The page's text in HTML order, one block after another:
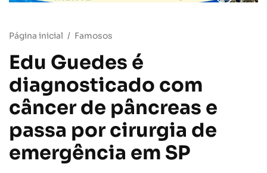
Página inicial Famosos
Edu Guedes é
diagnosticado com
câncer de pâncreas e
passa por cirurgia de
emergência em SP